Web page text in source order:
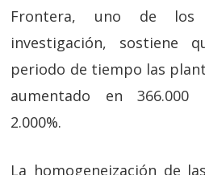
Frontera, uno de
investigación, sostiene
periodo de tiempo las
aumentado en 366.000
2.000%.
La homogeneización de